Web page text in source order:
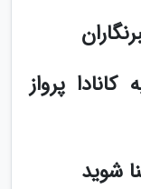
پرواز